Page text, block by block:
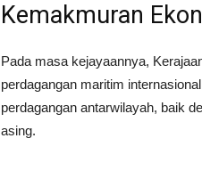
Kemakmuran
Pada masa kejayaannya,
perdagangan maritim
perdagangan antarwilayah, baik
asing.